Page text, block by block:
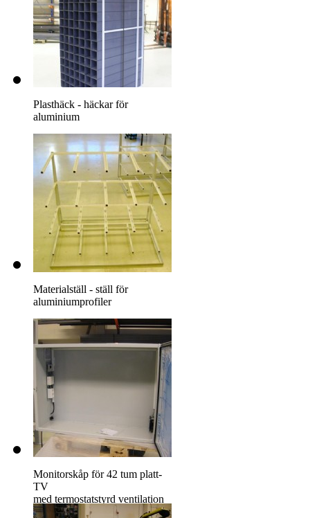
Plasthäck - häckar för
aluminium
Materialställ - ställ för
aluminiumprofiler
Monitorskåp för 42 tum platt-
TV
med termostatstyrd ventilation
och låsbar frontlucka